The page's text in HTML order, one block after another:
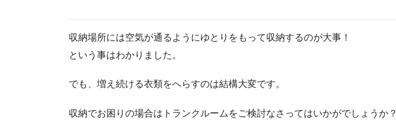
収納場所には空気が通るようにゆとりをもって収納するのが大事！
という事はわかりました。
でも、増え続ける衣類をへらすのは結構大変です。
収納でお困りの場合はトランクルームをご検討なさってはいかがでしょうか？